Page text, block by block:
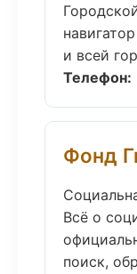
и всей
Телефон:
Фонд
Всё о
поиск,